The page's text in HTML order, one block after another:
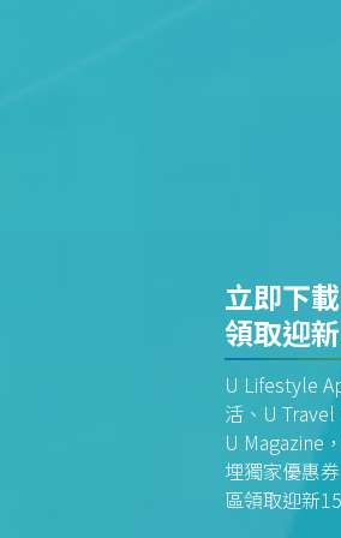
立即下
領取迎
U Lifestyle
活、U
U Magazine
埋獨家優惠
區領取迎新